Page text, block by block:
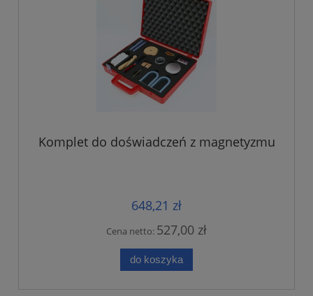
Komplet do doświadczeń z magnetyzmu
648,21 zł
Cena netto: 527,00 zł
do koszyka